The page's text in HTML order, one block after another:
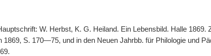
W. Herbst, K. G. Heiland. Ein Lebensbild. Halle
1869, S. 170—75, und in den Neuen Jahrbb. für Philologie und